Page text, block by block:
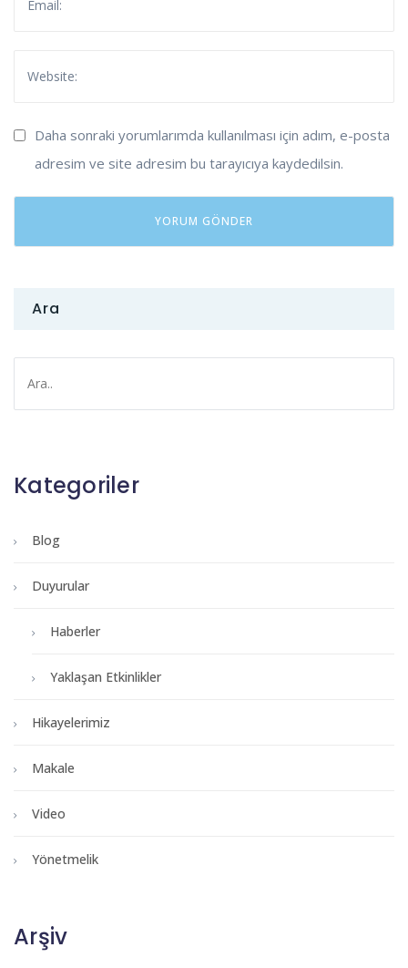
Daha sonraki yorumlarımda kullanılması için adım, e-posta
adresim ve site adresim bu tarayıcıya kaydedilsin.
Ara
Kategoriler
Blog
Duyurular
Haberler
Yaklaşan Etkinlikler
Hikayelerimiz
Makale
Video
Yönetmelik
Arşiv